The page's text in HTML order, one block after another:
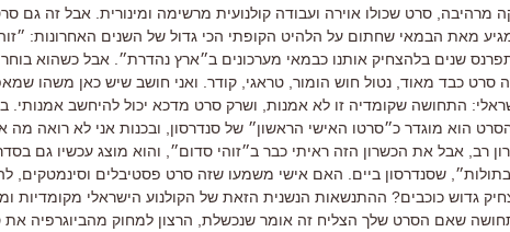
מרהיבה, סרט שכולו אוירה ועבודה קולנועית מרשימה ומינורית. אבל זה גם
מאת הבמאי שחתום על הלהיט הקופתי הכי גדול של השנים האחרונות:
שנים בלהצחיק אותנו כבמאי מערכונים ב״ארץ נהדרת״. אבל כשהוא
סרט כבד מאוד, נטול חוש הומור, טראגי, קודר. ואני חושב שיש כאן משהו
התחושה שקומדיה זו לא אמנות, ושרק סרט מדכא יכול להיחשב אמנותי.
הוא מוגדר כ״סרטו האישי הראשון״ של סנדרסון, ובכנות אני לא רואה מה
רב, אבל את הכשרון הזה ראיתי כבר ב״זוהי סדום״, והוא מוצג עכשיו גם
שסנדרסון ביים. האם אישי משמעו שזה סרט פסטיבלים וסינמטקים,
גדוש כוכבים? ההתנשאות הנשנית הזאת של הקולנוע הישראלי מקומדיות
שאם הסרט שלך הצליח זה אומר שנכשלת, הרצון למחוק מהביוגרפיה את